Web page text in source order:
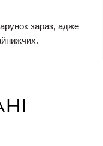
зараз, адже